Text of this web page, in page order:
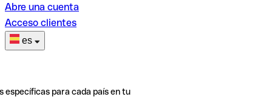
Abre una cuenta
Acceso clientes
es
específicas para cada país en tu